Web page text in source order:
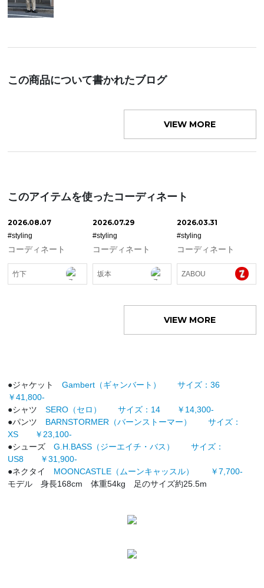
この商品について書かれたブログ
VIEW MORE
このアイテムを使ったコーディネート
2026.08.07
#styling
コーディネート
竹下
2026.07.29
#styling
コーディネート
坂本
2026.03.31
#styling
コーディネート
ZABOU
VIEW MORE
●ジャケットGambert（ギャンバート） サイズ：36
￥41,800-
●シャツSERO（セロ） サイズ：14 ￥14,300-
●パンツ BARNSTORMER（バーンストーマー） サイズ：
XS ￥23,100-
●シューズG.H.BASS（ジーエイチ・バス） サイズ：
US8 ￥31,900-
●ネクタイ MOONCASTLE（ムーンキャッスル） ￥7,700-
モデル 身長168cm 体重54kg 足のサイズ約25.5m